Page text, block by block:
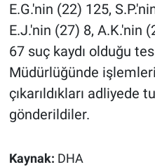
E.G.'nin (22) 125,
E.J.'nin (27) 8, A.K.'nin
67 suç kaydı olduğu
Müdürlüğünde
çıkarıldıkları adliyede
gönderildiler.
Kaynak: DHA